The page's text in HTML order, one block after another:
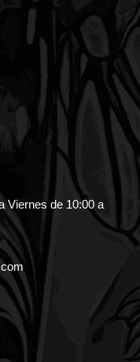
Viernes de 10:00 a